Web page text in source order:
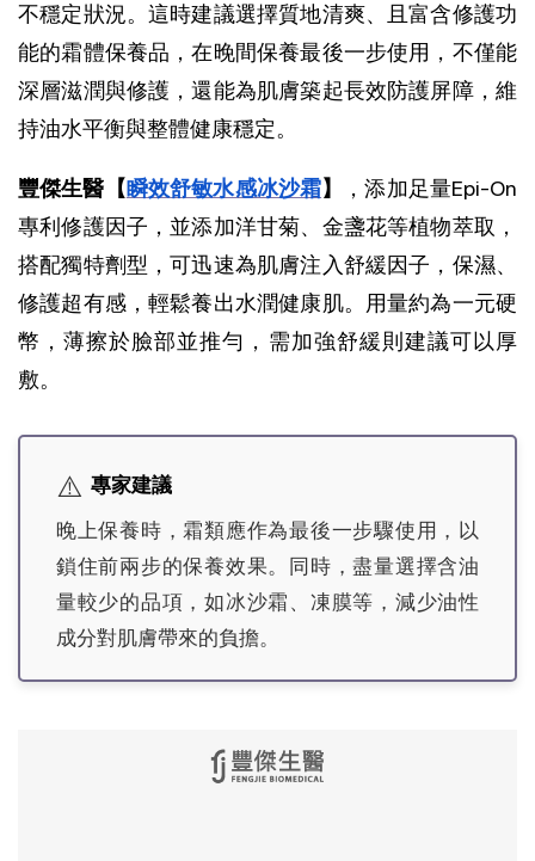
不穩定狀況。這時建議選擇質地清爽、且富含修護功
能的霜體保養品，在晚間保養最後一步使用，不僅能
深層滋潤與修護，還能為肌膚築起長效防護屏障，維
持油水平衡與整體健康穩定。
豐傑生醫【瞬效舒敏水感冰沙霜】
，添加足量Epi-On
專利修護因子，並添加洋甘菊、金盞花等植物萃取，
搭配獨特劑型，可迅速為肌膚注入舒緩因子，保濕、
修護超有感，輕鬆養出水潤健康肌。用量約為一元硬
幣，薄擦於臉部並推勻，需加強舒緩則建議可以厚
敷。
⚠️ 專家建議
晚上保養時，霜類應作為最後一步驟使用，以
鎖住前兩步的保養效果。同時，盡量選擇含油
量較少的品項，如冰沙霜、凍膜等，減少油性
成分對肌膚帶來的負擔。